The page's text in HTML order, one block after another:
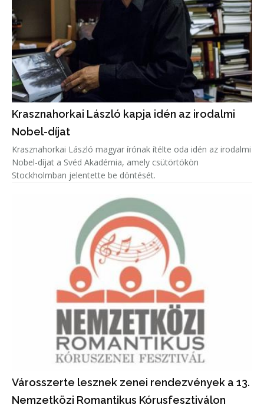
Krasznahorkai László kapja idén az irodalmi
Nobel-díjat
Krasznahorkai László magyar írónak ítélte oda idén az irodalmi
Nobel-díjat a Svéd Akadémia, amely csütörtökön
Stockholmban jelentette be döntését.
Városszerte lesznek zenei rendezvények a 13.
Nemzetközi Romantikus Kórusfesztiválon